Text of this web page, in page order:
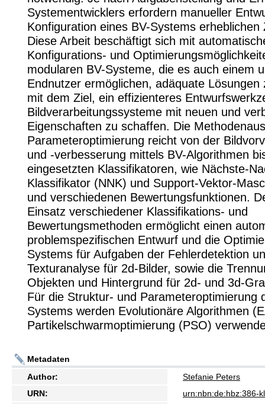
Systementwicklers erfordern manueller
Konfiguration eines BV-Systems erheblichen
Diese Arbeit beschäftigt sich mit
Konfigurations- und
modularen BV-Systeme, die es auch einem
Endnutzer ermöglichen, adäquate Lösungen
mit dem Ziel, ein effizienteres
Bildverarbeitungssysteme mit neuen und
Eigenschaften zu schaffen. Die
Parameteroptimierung reicht von der
und -verbesserung mittels BV-Algorithmen
eingesetzten Klassifikatoren, wie Nächste-
Klassifikator (NNK) und Support-Vektor-
und verschiedenen Bewertungsfunktionen.
Einsatz verschiedener Klassifikations- und
Bewertungsmethoden ermöglicht einen
problemspezifischen Entwurf und die
Systems für Aufgaben der Fehlerdetektion
Texturanalyse für 2d-Bilder, sowie die
Objekten und Hintergrund für 2d- und 3d-
Für die Struktur- und Parameteroptimierung
Systems werden Evolutionäre Algorithmen
Partikelschwarmoptimierung (PSO)
Metadaten
Author:
Stefanie Peters
URN:
urn:nbn:de:hbz:386-